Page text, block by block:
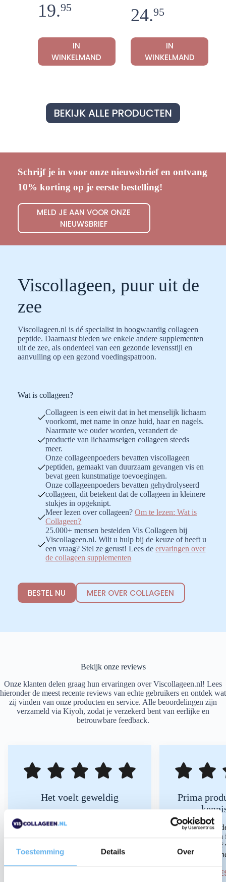
Toestemming Details Over
19.95
IN
WINKELMAND
24.95
IN
WINKELMAND
BEKIJK ALLE PRODUCTEN
Schrijf je in voor onze nieuwsbrief en ontvang
10% korting op je eerste bestelling!
MELD JE AAN VOOR ONZE
NIEUWSBRIEF
Viscollageen, puur uit de
zee
Viscollageen.nl is dé specialist in hoogwaardig collageen
peptide. Daarnaast bieden we enkele andere supplementen
uit de zee, als onderdeel van een gezonde levensstijl en
aanvulling op een gezond voedingspatroon.
Wat is collageen?
Collageen is een eiwit dat in het menselijk lichaam
voorkomt, met name in onze huid, haar en nagels.
Naarmate we ouder worden, verandert de
productie van lichaamseigen collageen steeds
meer.
Onze collageenpoeders bevatten viscollageen
peptiden, gemaakt van duurzaam gevangen vis en
bevat geen kunstmatige toevoegingen.
Onze collageenpoeders bevatten gehydrolyseerd
collageen, dit betekent dat de collageen in kleinere
stukjes in opgeknipt.
Meer lezen over collageen?Om te lezen: Wat is
Collageen?
25.000+ mensen bestelden Vis Collageen bij
Viscollageen.nl. Wilt u hulp bij de keuze of heeft u
een vraag? Stel ze gerust! Lees deervaringen over
de collageen supplementen
BESTEL NU MEER OVER COLLAGEEN
Bekijk onze reviews
Onze klanten delen graag hun ervaringen over Viscollageen.nl! Lees
hieronder de meest recente reviews van echte gebruikers en ontdek wat
zij vinden van onze producten en service. Alle beoordelingen zijn
verzameld via Kiyoh, zodat je verzekerd bent van eerlijke en
betrouwbare feedback.
Het voelt geweldig
wat het lichaam nodig heeft op
LEES MEER
Prima
Ik gebruik
viscollageen en
een visgeur
koffie of